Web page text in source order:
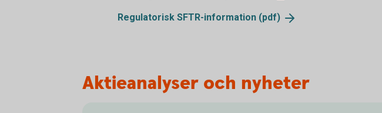
Regulatorisk SFTR-information (pdf)
Aktieanalyser och nyheter